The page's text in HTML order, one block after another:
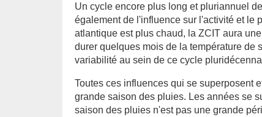
Un cycle encore plus long et pluriannuel
également de l'influence sur l'activité et le
atlantique est plus chaud, la ZCIT aura
durer quelques mois de la température de
variabilité au sein de ce cycle
Toutes ces influences qui se superposent
grande saison des pluies. Les années se
saison des pluies n'est pas une grande